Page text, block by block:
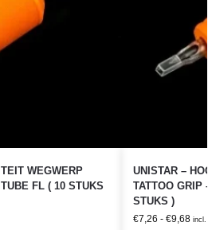
WEGWERP
FL ( 10 STUKS
UNISTAR –
TATTOO
STUKS )
€7,26 - €9,68 incl.